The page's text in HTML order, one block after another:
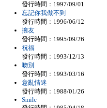
發行時間：1997/09/01
忘記你我做不到
發行時間：1996/06/12
擁友
發行時間：1995/09/26
祝福
發行時間：1993/12/13
吻別
發行時間：1993/03/16
意亂情迷
發行時間：1988/01/26
Smile